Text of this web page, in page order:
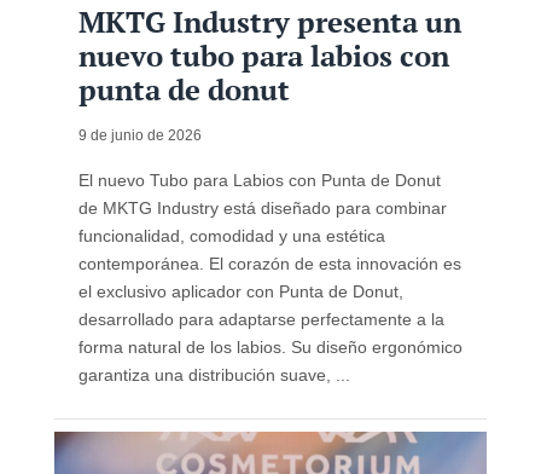
MKTG Industry presenta un
nuevo tubo para labios con
punta de donut
9 de junio de 2026
El nuevo Tubo para Labios con Punta de Donut
de MKTG Industry está diseñado para combinar
funcionalidad, comodidad y una estética
contemporánea. El corazón de esta innovación es
el exclusivo aplicador con Punta de Donut,
desarrollado para adaptarse perfectamente a la
forma natural de los labios. Su diseño ergonómico
garantiza una distribución suave, ...